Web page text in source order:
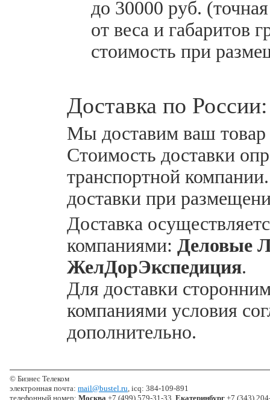
до 30000 руб.
от веса и габаритов
стоимость при
Доставка по России:
Мы доставим ваш
Стоимость доставки
транспортной
доставки при
Доставка
компаниями: Деловые
ЖелДорЭкспедиция.
Для доставки
компаниями условия
дополнительно.
© Бизнес Телеком
электронная почта: mail@bustel.ru, icq: 384-109-891
телефонный номер: Москва +7 (499) 579-31-33, Екатеринбург +7 (343)